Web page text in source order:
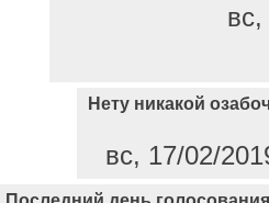
Нету никакой
вс, 17/02/